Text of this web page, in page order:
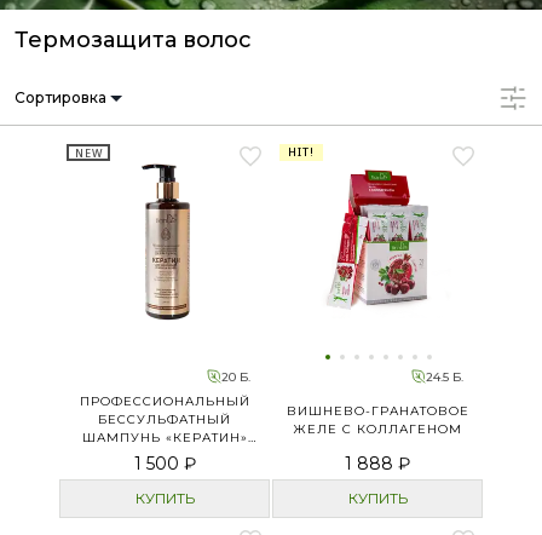
Термозащита волос
Сортировка
NEW
20 Б.
ПРОФЕССИОНАЛЬНЫЙ
БЕССУЛЬФАТНЫЙ
ШАМПУНЬ «КЕРАТИН»
ДЛЯ УКРЕПЛЕНИЯ И
БЛЕСКА ВОЛОС
1 500 ₽
КУПИТЬ
HIT!
24.5 Б.
ВИШНЕВО-ГРАНАТОВОЕ
ЖЕЛЕ С КОЛЛАГЕНОМ
1 888 ₽
КУПИТЬ